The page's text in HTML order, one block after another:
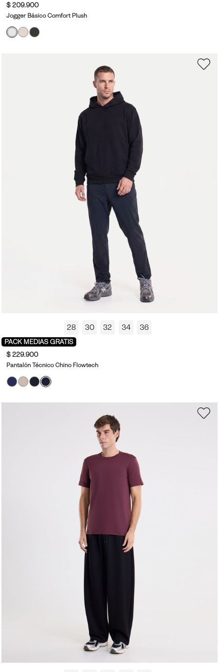
$ 209.900
Jogger Básico Comfort Plush
28 30 32 34 36
PACK MEDIAS GRATIS
$ 229.900
Pantalón Técnico Chino Flowtech